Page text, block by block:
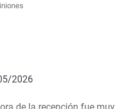
4.0/5
2026